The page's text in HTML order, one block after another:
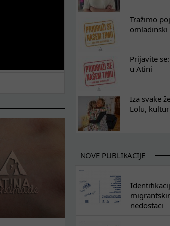
Tražimo
omladinski
Prijavite
u Atini
Iza svake
Lolu,
NOVE PUBLIKACIJE
nedostaci